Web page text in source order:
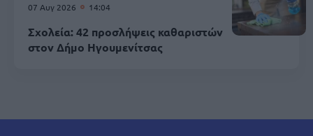
07 Αυγ 2026 14:04
Σχολεία: 42 προσλήψεις καθαριστών
στον Δήμο Ηγουμενίτσας